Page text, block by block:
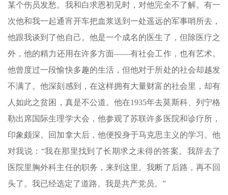
某个伤员发愁。我和白求恩初见时，对他完全不了解。有一
次他和我一起通宵开车把血浆送到一处遥远的军事哨所去，
他跟我谈到了他自己。他是一个成名的医生了，但除医疗之
外，他的精力还用在许多方面——有社会工作，也有艺术。
他曾度过一段愉快多趣的生活，但他对于所处的社会却越发
不满了。他深刻感到，在这样拥有大量财富的社会里，却有
人如此之贫困，真是不公道。他在1935年去莫斯科、列宁格
勒出席国际生理学大会，他参观了苏联许多医院和诊疗所，
印象颇深。回加拿大后，他便投身于马克思主义的学习。他
对我说：“我在那里找到了长期求之未得的答案。我辞去了
医院里胸外科主任的职务，来到这里。我断了后路，再不回
头了。我已经选定了道路。我是共产党员。”